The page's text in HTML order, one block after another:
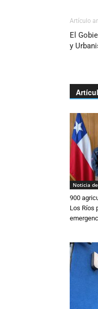
Artículo
El
y
Noticia
900
Los Ríos